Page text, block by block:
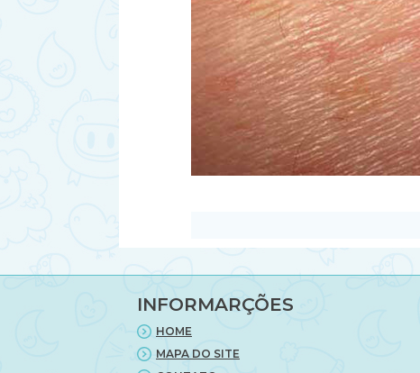
INFORMARÇÕES
HOME
MAPA DO SITE